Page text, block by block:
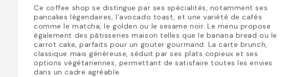
Ce coffee shop se distingue par ses spécialités, notamment ses
pancakes légendaires, l’avocado toast, et une variété de cafés
comme le matcha, le golden ou le sesame noir. Le menu propose
également des pâtisseries maison telles que le banana bread ou le
carrot cake, parfaits pour un gouter gourmand. La carte brunch,
classique mais généreuse, séduit par ses plats copieux et ses
options végétariennes, permettant de satisfaire toutes les envies
dans un cadre agréable.